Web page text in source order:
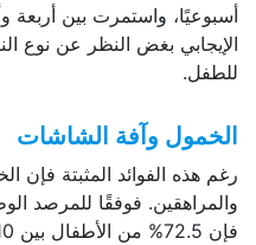
أسبوعيًا، واستمرت بين أربعة
الإيجابي بغض النظر عن نوع
للطفل.
الخمول وآفة الشاشات
رغم هذه الفوائد المثبتة فإن
والمراهقين. فوفقًا للمرصد